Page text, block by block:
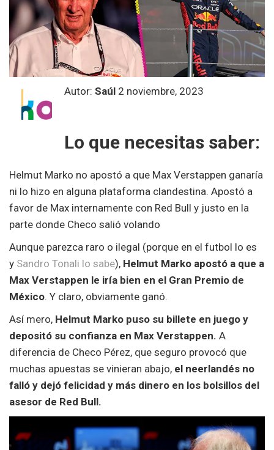
Autor: Saúl 2 noviembre, 2023
Lo que necesitas saber:
Helmut Marko no apostó a que Max Verstappen ganaría
ni lo hizo en alguna plataforma clandestina. Apostó a
favor de Max internamente con Red Bull y justo en la
parte donde Checo salió volando
Aunque parezca raro o ilegal (porque en el futbol lo es
y Sandro Tonali lo sabe), Helmut Marko apostó a que a
Max Verstappen le iría bien en el Gran Premio de
México. Y claro, obviamente ganó.
Así mero, Helmut Marko puso su billete en juego y
depositó su confianza en Max Verstappen. A
diferencia de Checo Pérez, que seguro provocó que
muchas apuestas se vinieran abajo, el neerlandés no
falló y dejó felicidad y más dinero en los bolsillos del
asesor de Red Bull.